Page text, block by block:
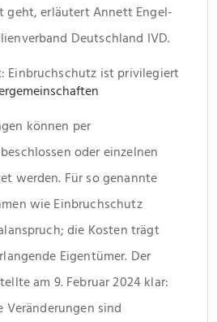
geht, erläutert Annett Engel-
Deutschland IVD.
Einbruchschutz ist privilegiert
können per
oder einzelnen
werden. Für so genannte
wie Einbruchschutz
die Kosten trägt
Eigentümer. Der
am 9. Februar 2024 klar:
sind